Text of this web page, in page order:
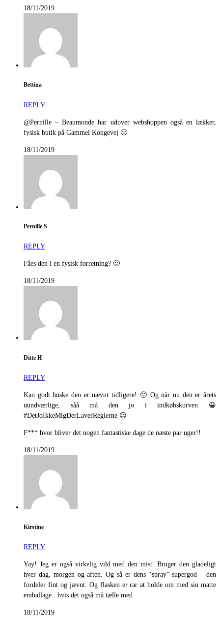
18/11/2019
Bettina
REPLY
@Pernille – Beaumonde har udover webshoppen også en lækker,
fysisk butik på Gammel Kongevej 🙂
18/11/2019
Pernille S
REPLY
Fåes den i en fysisk forretning? 🙂
18/11/2019
Ditte H
REPLY
Kan godt huske den er nævnt tidligere! 🙂 Og når nu den er årets
uundværlige, såå må den jo i indkøbskurven 😀
#DetJoIkkeMigDerLaverReglerne 😉
F*** hvor bliver det nogen fantastiske dage de næste par uger!!
18/11/2019
Kirstine
REPLY
Yay! Jeg er også virkelig vild med den mist. Bruger den gladeligt
hver dag, morgen og aften. Og så er dens “spray” supergod – den
fordeler fint og jævnt. Og flasken er rar at holde om med sin matte
emballage.. hvis det også må tælle med
18/11/2019